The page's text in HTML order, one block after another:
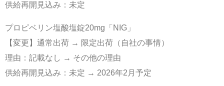
供給再開見込み：未定
プロピベリン塩酸塩錠20mg「NIG」
【変更】通常出荷 → 限定出荷（自社の事情）
理由：記載なし → その他の理由
供給再開見込み：未定 → 2026年2月予定